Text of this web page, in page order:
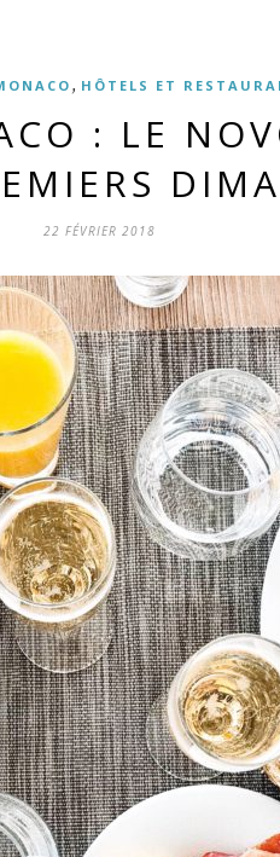
, HÔTELS ET
: LE
22 FÉVRIER 2018